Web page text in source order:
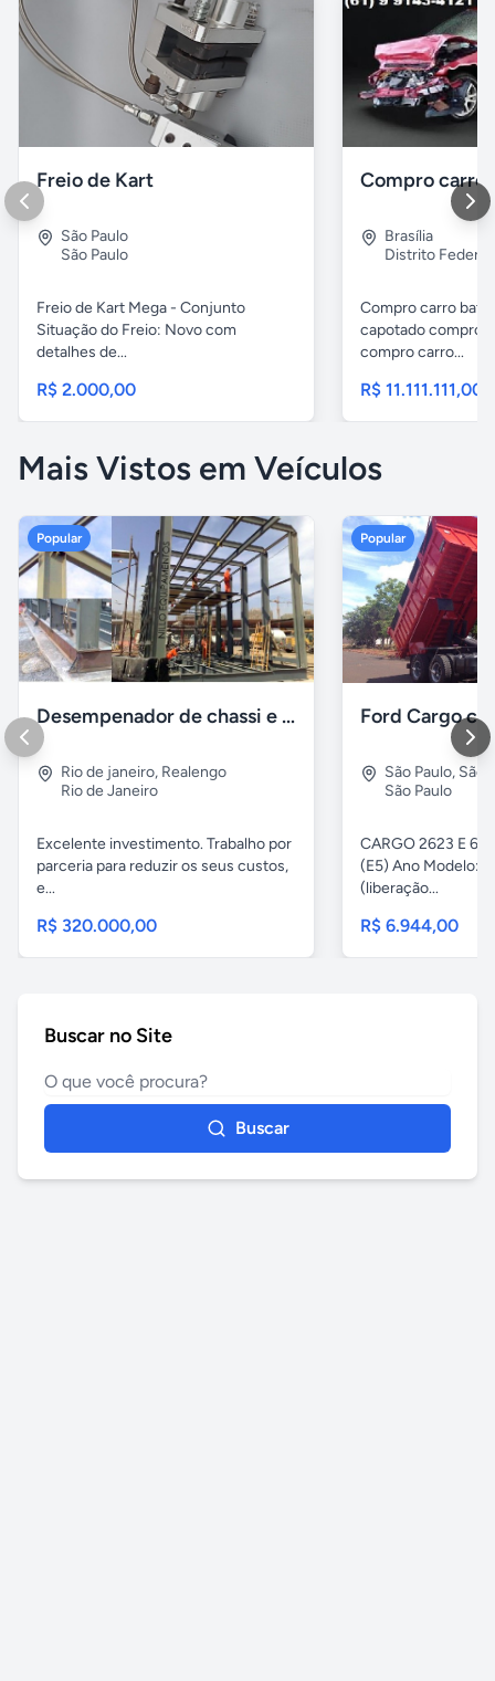
Freio de Kart
São Paulo
São Paulo
Freio de Kart Mega - Conjunto
Situação do Freio: Novo com
detalhes de...
R$ 2.000,00
Brasília
Distrito Federal
Compro carro
capotado compro
compro carro...
R$ 11.111.111,00
Mais Vistos em Veículos
Popular
Desempenador de chassi e caçambas basculantes
Rio de janeiro, Realengo
Rio de Janeiro
Excelente investimento. Trabalho por
parceria para reduzir os seus custos,
e...
R$ 320.000,00
Popular
São Paulo, São
São Paulo
CARGO 2623 E
(E5) Ano Modelo:
(liberação...
R$ 6.944,00
Buscar no Site
Buscar